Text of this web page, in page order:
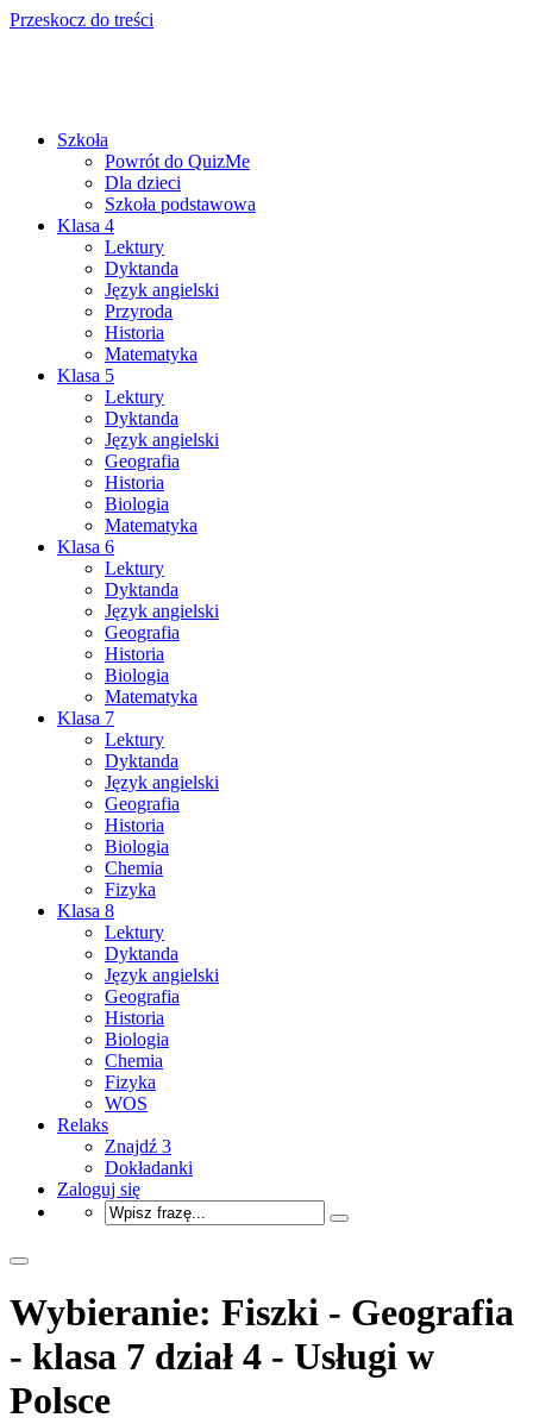
Przeskocz do treści
Szkoła
Powrót do QuizMe
Dla dzieci
Szkoła podstawowa
Klasa 4
Lektury
Dyktanda
Język angielski
Przyroda
Historia
Matematyka
Klasa 5
Lektury
Dyktanda
Język angielski
Geografia
Historia
Biologia
Matematyka
Klasa 6
Lektury
Dyktanda
Język angielski
Geografia
Historia
Biologia
Matematyka
Klasa 7
Lektury
Dyktanda
Język angielski
Geografia
Historia
Biologia
Chemia
Fizyka
Klasa 8
Lektury
Dyktanda
Język angielski
Geografia
Historia
Biologia
Chemia
Fizyka
WOS
Relaks
Znajdź 3
Dokładanki
Zaloguj się
Wybieranie: Fiszki - Geografia
- klasa 7 dział 4 - Usługi w
Polsce